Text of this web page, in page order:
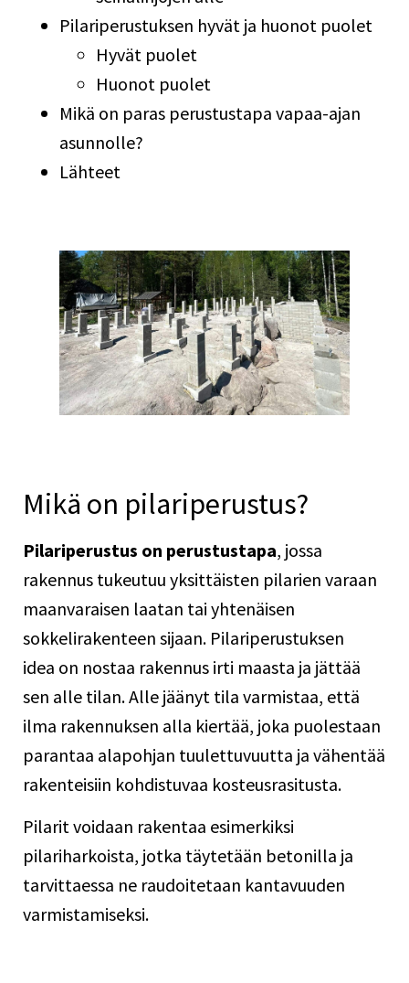
Pilariperustuksen hyvät ja huonot puolet
Hyvät puolet
Huonot puolet
Mikä on paras perustustapa vapaa-ajan
asunnolle?
Lähteet
Mikä on pilariperustus?
Pilariperustus on perustustapa, jossa
rakennus tukeutuu yksittäisten pilarien varaan
maanvaraisen laatan tai yhtenäisen
sokkelirakenteen sijaan. Pilariperustuksen
idea on nostaa rakennus irti maasta ja jättää
sen alle tilan. Alle jäänyt tila varmistaa, että
ilma rakennuksen alla kiertää, joka puolestaan
parantaa alapohjan tuulettuvuutta ja vähentää
rakenteisiin kohdistuvaa kosteusrasitusta.
Pilarit voidaan rakentaa esimerkiksi
pilariharkoista, jotka täytetään betonilla ja
tarvittaessa ne raudoitetaan kantavuuden
varmistamiseksi.